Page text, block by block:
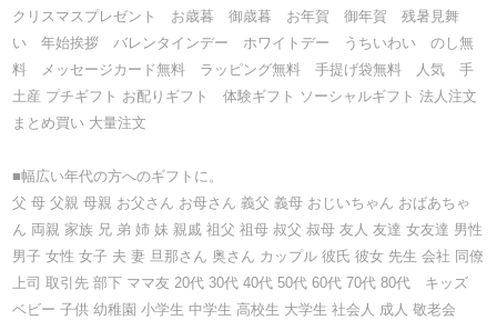
クリスマスプレゼント お歳暮 御歳暮 お年賀 御年賀 残暑見舞
い 年始挨拶 バレンタインデー ホワイトデー うちいわい のし無
料 メッセージカード無料 ラッピング無料 手提げ袋無料 人気 手
土産 プチギフト お配りギフト 体験ギフト ソーシャルギフト 法人注文
まとめ買い 大量注文
■幅広い年代の方へのギフトに。
父 母 父親 母親 お父さん お母さん 義父 義母 おじいちゃん おばあちゃ
ん 両親 家族 兄 弟 姉 妹 親戚 祖父 祖母 叔父 叔母 友人 友達 女友達 男性
男子 女性 女子 夫 妻 旦那さん 奥さん カップル 彼氏 彼女 先生 会社 同僚
上司 取引先 部下 ママ友 20代 30代 40代 50代 60代 70代 80代 キッズ
ベビー 子供 幼稚園 小学生 中学生 高校生 大学生 社会人 成人 敬老会